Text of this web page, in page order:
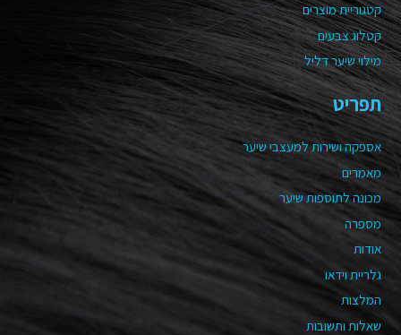
קטגוריית מוצרים
קטלוג צבעים
מילוי שיער דליל
תפריט
אספקה ושירות למעצבי שיער
מאמרים
מכונה לתוספות שיער
מספרה
אודות
גלריית וידאו
המלצות
שאלות ותשובות